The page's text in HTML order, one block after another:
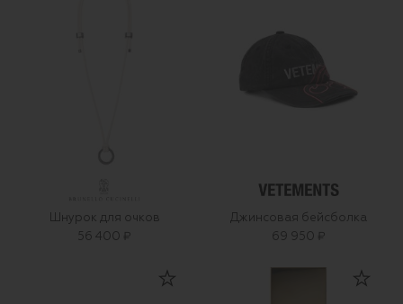
Шнурок для очков
56 400 ₽
Джинсовая бейсболка
69 950 ₽